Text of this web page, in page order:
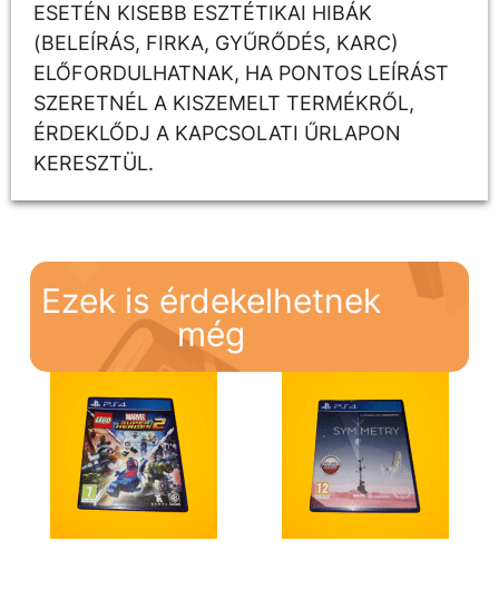
ESETÉN KISEBB ESZTÉTIKAI HIBÁK
(BELEÍRÁS, FIRKA, GYŰRŐDÉS, KARC)
ELŐFORDULHATNAK, HA PONTOS LEÍRÁST
SZERETNÉL A KISZEMELT TERMÉKRŐL,
ÉRDEKLŐDJ A KAPCSOLATI ŰRLAPON
KERESZTÜL.
Ezek is érdekelhetnek
még